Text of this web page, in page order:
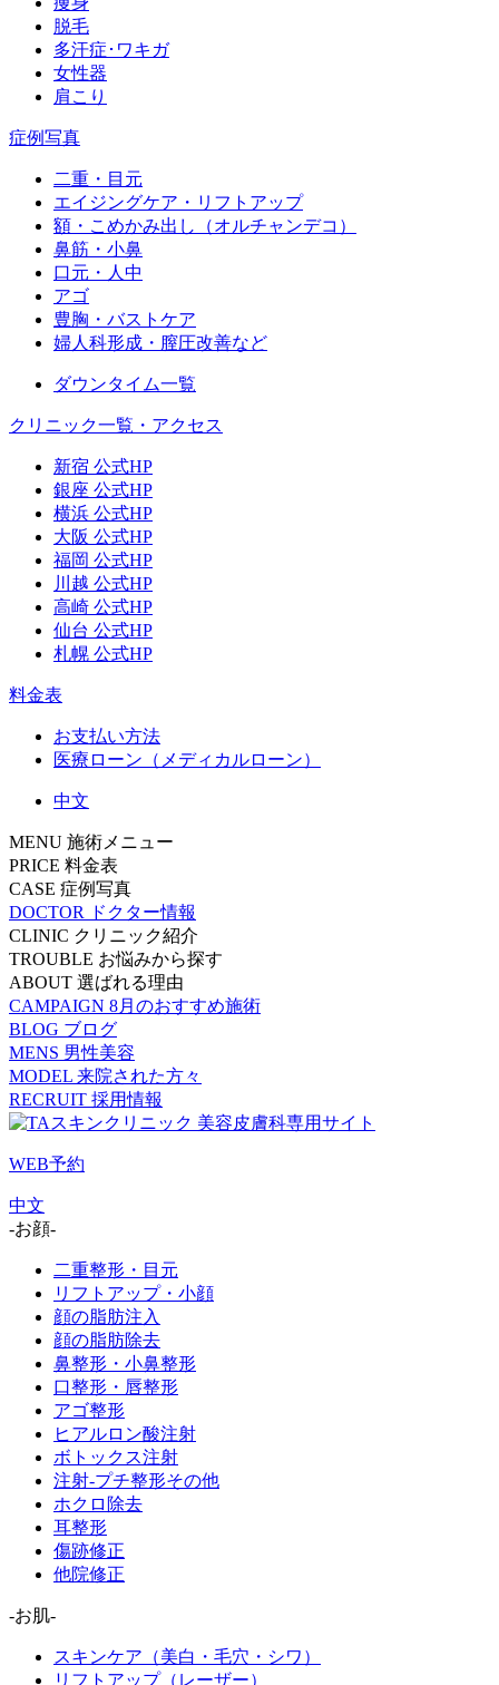
脱毛
多汗症･ワキガ
女性器
肩こり
症例写真
二重・目元
エイジングケア・リフトアップ
額・こめかみ出し（オルチャンデコ）
鼻筋・小鼻
口元・人中
アゴ
豊胸・バストケア
婦人科形成・膣圧改善など
ダウンタイム一覧
クリニック一覧・アクセス
新宿 公式HP
銀座 公式HP
横浜 公式HP
大阪 公式HP
福岡 公式HP
川越 公式HP
高崎 公式HP
仙台 公式HP
札幌 公式HP
料金表
お支払い方法
医療ローン（メディカルローン）
中文
MENU 施術メニュー
PRICE 料金表
CASE 症例写真
DOCTOR
ドクター情報
CLINIC クリニック紹介
TROUBLE お悩みから探す
ABOUT 選ばれる理由
CAMPAIGN 8月のおすすめ施術
BLOG ブログ
MENS 男性美容
MODEL 来院された方々
RECRUIT 採用情報
WEB予約
中文
-お顔-
二重整形・目元
リフトアップ・小顔
顔の脂肪注入
顔の脂肪除去
鼻整形・小鼻整形
口整形・唇整形
アゴ整形
ヒアルロン酸注射
ボトックス注射
注射-プチ整形その他
ホクロ除去
耳整形
傷跡修正
他院修正
-お肌-
スキンケア（美白・毛穴・シワ）
リフトアップ（レーザー）